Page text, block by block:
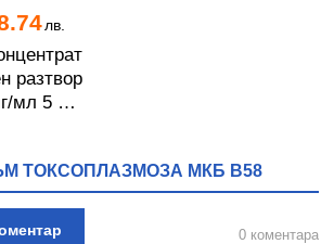
лв.
разтвор
мл 5 мл
ТОКСОПЛАЗМОЗА МКБ B58
0 коментара